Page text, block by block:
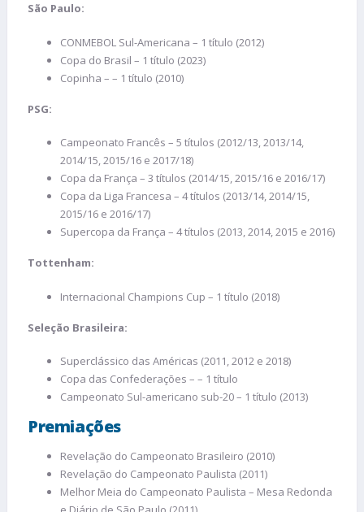
São Paulo:
CONMEBOL Sul-Americana – 1 título (2012)
Copa do Brasil – 1 título (2023)
Copinha – – 1 título (2010)
PSG:
Campeonato Francês – 5 títulos (2012/13, 2013/14,
2014/15, 2015/16 e 2017/18)
Copa da França – 3 títulos (2014/15, 2015/16 e 2016/17)
Copa da Liga Francesa – 4 títulos (2013/14, 2014/15,
2015/16 e 2016/17)
Supercopa da França – 4 títulos (2013, 2014, 2015 e 2016)
Tottenham:
Internacional Champions Cup – 1 título (2018)
Seleção Brasileira:
Superclássico das Américas (2011, 2012 e 2018)
Copa das Confederações – – 1 título
Campeonato Sul-americano sub-20 – 1 título (2013)
Premiações
Revelação do Campeonato Brasileiro (2010)
Revelação do Campeonato Paulista (2011)
Melhor Meia do Campeonato Paulista – Mesa Redonda